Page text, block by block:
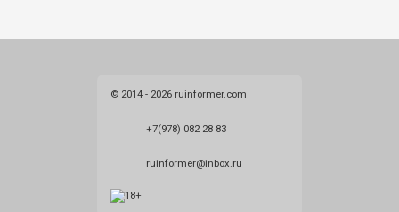
© 2014 - 2026 ruinformer.com
+7(978) 082 28 83
ruinformer@inbox.ru